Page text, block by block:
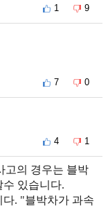
1 9
7 0
4 1
고의 경우는 블박
수 있습니다.
다. "블박차가 과속